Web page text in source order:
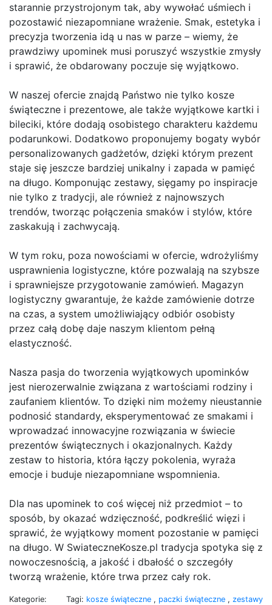
starannie przystrojonym tak, aby wywołać uśmiech i
pozostawić niezapomniane wrażenie. Smak, estetyka i
precyzja tworzenia idą u nas w parze – wiemy, że
prawdziwy upominek musi poruszyć wszystkie zmysły
i sprawić, że obdarowany poczuje się wyjątkowo.
W naszej ofercie znajdą Państwo nie tylko kosze
świąteczne i prezentowe, ale także wyjątkowe kartki i
bileciki, które dodają osobistego charakteru każdemu
podarunkowi. Dodatkowo proponujemy bogaty wybór
personalizowanych gadżetów, dzięki którym prezent
staje się jeszcze bardziej unikalny i zapada w pamięć
na długo. Komponując zestawy, sięgamy po inspiracje
nie tylko z tradycji, ale również z najnowszych
trendów, tworząc połączenia smaków i stylów, które
zaskakują i zachwycają.
W tym roku, poza nowościami w ofercie, wdrożyliśmy
usprawnienia logistyczne, które pozwalają na szybsze
i sprawniejsze przygotowanie zamówień. Magazyn
logistyczny gwarantuje, że każde zamówienie dotrze
na czas, a system umożliwiający odbiór osobisty
przez całą dobę daje naszym klientom pełną
elastyczność.
Nasza pasja do tworzenia wyjątkowych upominków
jest nierozerwalnie związana z wartościami rodziny i
zaufaniem klientów. To dzięki nim możemy nieustannie
podnosić standardy, eksperymentować ze smakami i
wprowadzać innowacyjne rozwiązania w świecie
prezentów świątecznych i okazjonalnych. Każdy
zestaw to historia, która łączy pokolenia, wyraża
emocje i buduje niezapomniane wspomnienia.
Dla nas upominek to coś więcej niż przedmiot – to
sposób, by okazać wdzięczność, podkreślić więzi i
sprawić, że wyjątkowy moment pozostanie w pamięci
na długo. W SwiateczneKosze.pl tradycja spotyka się z
nowoczesnością, a jakość i dbałość o szczegóły
tworzą wrażenie, które trwa przez cały rok.
Kategorie:
Tagi: kosze świąteczne , paczki świąteczne , zestawy